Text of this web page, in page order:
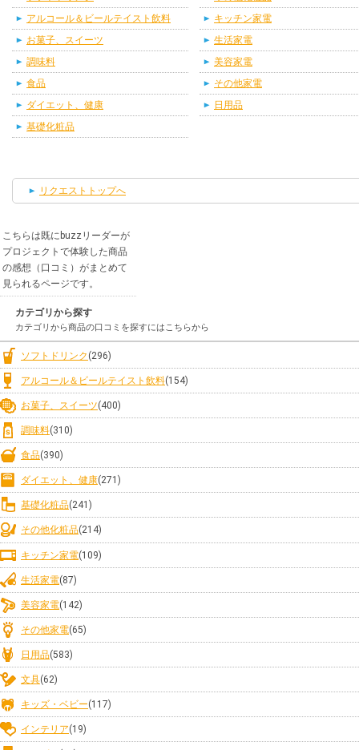
アルコール＆ビールテイスト飲料
お菓子、スイーツ
調味料
食品
ダイエット、健康
基礎化粧品
キッチン家電
生活家電
美容家電
その他家電
日用品
リクエストトップへ
こちらは既にbuzzリーダーが
プロジェクトで体験した商品
の感想（口コミ）がまとめて
見られるページです。
カテゴリから探す
カテゴリから商品の口コミを探すにはこちらから
ソフトドリンク (296)
アルコール＆ビールテイスト飲料(154)
お菓子、スイーツ(400)
調味料(310)
食品(390)
ダイエット、健康(271)
基礎化粧品(241)
その他化粧品(214)
キッチン家電(109)
生活家電(87)
美容家電(142)
その他家電(65)
日用品(583)
文具(62)
キッズ・ベビー(117)
インテリア(19)